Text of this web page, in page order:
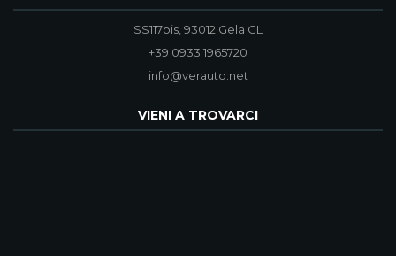
SS117bis, 93012 Gela CL
+39 0933 1965720
info@verauto.net
VIENI A TROVARCI